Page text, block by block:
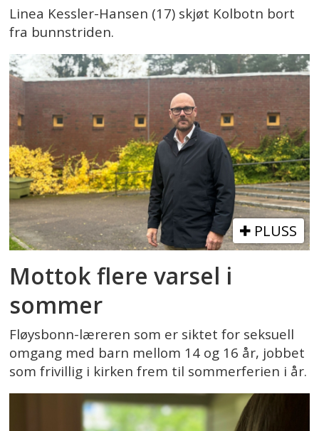
Linea Kessler-Hansen (17) skjøt Kolbotn bort
fra bunnstriden.
PLUSS
Mottok flere varsel i
sommer
Fløysbonn-læreren som er siktet for seksuell
omgang med barn mellom 14 og 16 år, jobbet
som frivillig i kirken frem til sommerferien i år.